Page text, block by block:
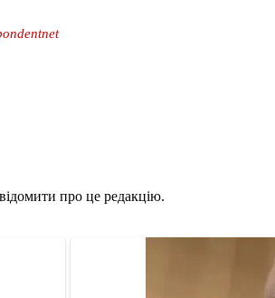
про це редакцію.